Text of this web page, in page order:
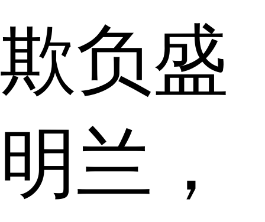
欺负盛
明兰，